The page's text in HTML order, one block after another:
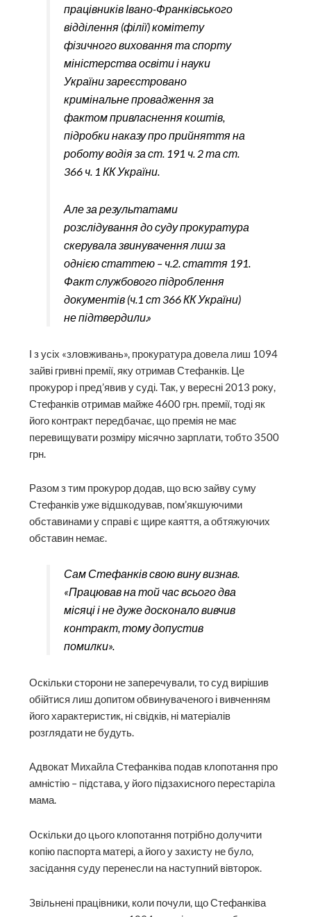
працівників Івано-Франківського
відділення (філії) комітету
фізичного виховання та спорту
міністерства освіти і науки
України зареєстровано
кримінальне провадження за
фактом привласнення коштів,
підробки наказу про прийняття на
роботу водія за ст. 191 ч. 2 та ст.
366 ч. 1 КК України.
Але за результатами
розслідування до суду прокуратура
скерувала звинувачення лиш за
однією статтею – ч.2. стаття 191.
Факт службового підроблення
документів (ч.1 ст 366 КК України)
не підтвердили.»
І з усіх «зловживань», прокуратура довела лиш 1094
зайві гривні премії, яку отримав Стефанків. Це
прокурор і пред’явив у суді. Так, у вересні 2013 року,
Стефанків отримав майже 4600 грн. премії, тоді як
його контракт передбачає, що премія не має
перевищувати розміру місячно зарплати, тобто 3500
грн.
Разом з тим прокурор додав, що всю зайву суму
Стефанків уже відшкодував, пом’якшуючими
обставинами у справі є щире каяття, а обтяжуючих
обставин немає.
Сам Стефанків свою вину визнав.
«Працював на той час всього два
місяці і не дуже досконало вивчив
контракт, тому допустив
помилки».
Оскільки сторони не заперечували, то суд вирішив
обійтися лиш допитом обвинуваченого і вивченням
його характеристик, ні свідків, ні матеріалів
розглядати не будуть.
Адвокат Михайла Стефанківа подав клопотання про
амністію – підстава, у його підзахисного перестаріла
мама.
Оскільки до цього клопотання потрібно долучити
копію паспорта матері, а його у захисту не було,
засідання суду перенесли на наступний вівторок.
Звільнені працівники, коли почули, що Стефанківа